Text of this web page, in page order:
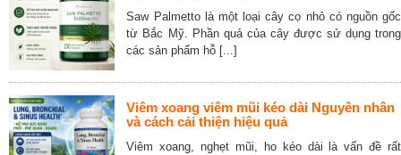
Saw Palmetto là một loại cây cọ nhỏ có nguồn gốc
từ Bắc Mỹ. Phần quả của cây được sử dụng trong
các sản phẩm hỗ [...]
Viêm xoang viêm mũi kéo dài Nguyên nhân
và cách cải thiện hiệu quả
Viêm xoang, nghẹt mũi, ho kéo dài là vấn đề rất